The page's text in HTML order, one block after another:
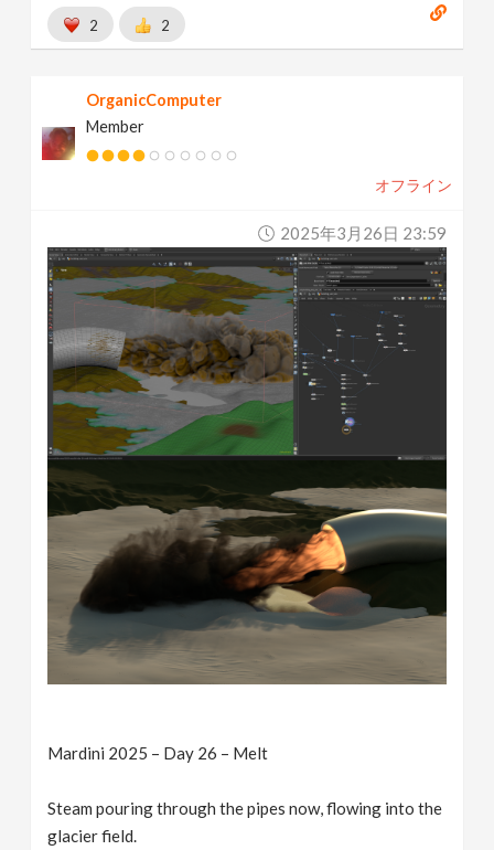
2 2
OrganicComputer
Member
オフライン
2025年3月26日 23:59
Mardini 2025 – Day 26 – Melt
Steam pouring through the pipes now, flowing into the
glacier field.